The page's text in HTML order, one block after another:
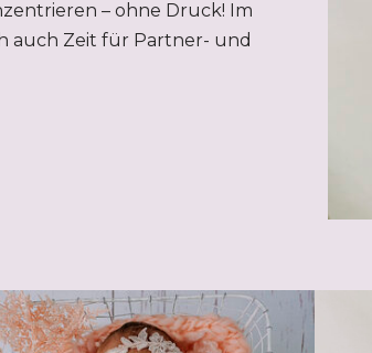
– ohne Druck! Im
auch Zeit für Partner- und